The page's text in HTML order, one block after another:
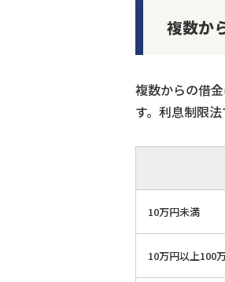
複数か
複数からの借
す。利息制限
10万円未満
10万円以上100